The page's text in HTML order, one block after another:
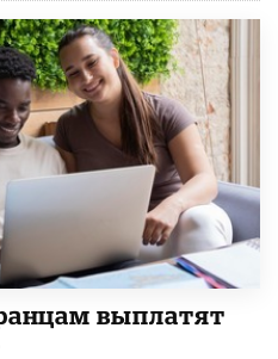
выплатят